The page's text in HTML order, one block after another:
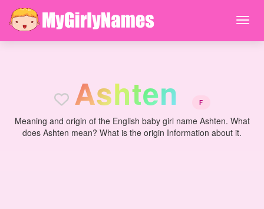
Ashten F
Meaning and origin of the English baby girl name Ashten. What
does Ashten mean? What is the origin Information about it.